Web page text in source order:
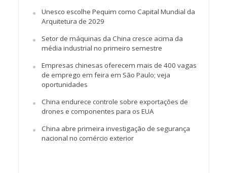
Unesco escolhe Pequim como Capital Mundial da
Arquitetura de 2029
Setor de máquinas da China cresce acima da
média industrial no primeiro semestre
Empresas chinesas oferecem mais de 400 vagas
de emprego em feira em São Paulo; veja
oportunidades
China endurece controle sobre exportações de
drones e componentes para os EUA
China abre primeira investigação de segurança
nacional no comércio exterior